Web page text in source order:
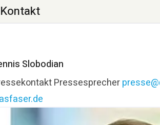
Kontakt
Slobodian
Pressesprecher